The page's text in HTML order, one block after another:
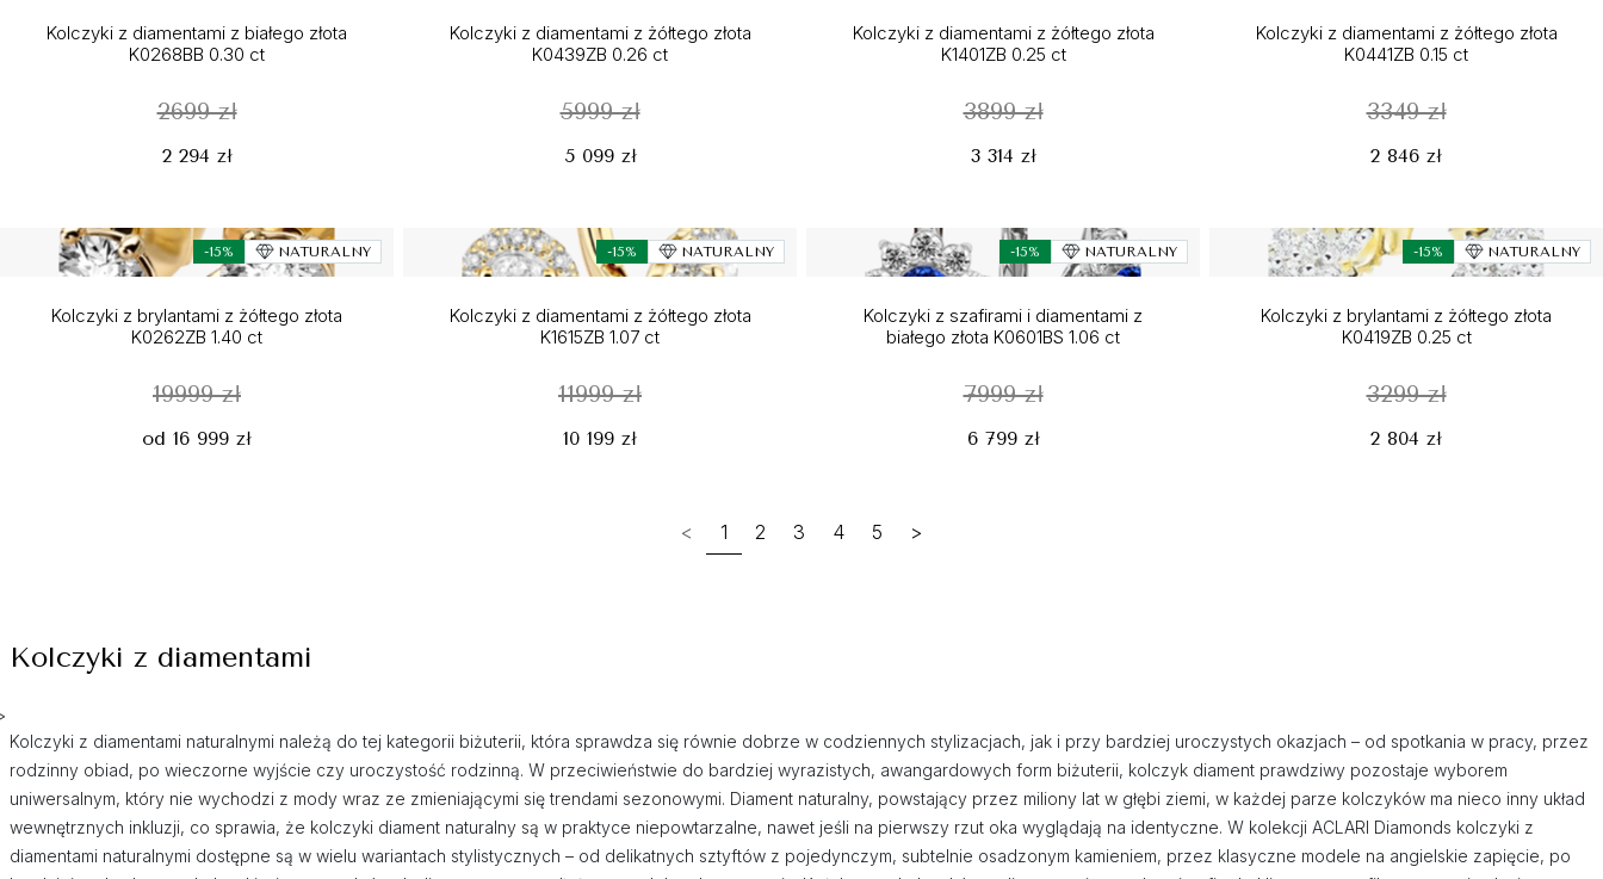
Kolczyki z diamentami z białego złota
K0268BB 0.30 ct
2699 zł
2 294 zł
Kolczyki z diamentami z żółtego złota
K0439ZB 0.26 ct
5999 zł
5 099 zł
Kolczyki z diamentami z żółtego złota
K1401ZB 0.25 ct
3899 zł
3 314 zł
Kolczyki z diamentami z żółtego złota
K0441ZB 0.15 ct
3349 zł
2 846 zł
-15% NATURALNY
Kolczyki z brylantami z żółtego złota
K0262ZB 1.40 ct
19999 zł
od 16 999 zł
-15% NATURALNY
Kolczyki z diamentami z żółtego złota
K1615ZB 1.07 ct
11999 zł
10 199 zł
-15% NATURALNY
Kolczyki z szafirami i diamentami z
białego złota K0601BS 1.06 ct
7999 zł
6 799 zł
-15% NATURALNY
Kolczyki z brylantami z żółtego złota
K0419ZB 0.25 ct
3299 zł
2 804 zł
< 1 2 3 4 5 >
Kolczyki z diamentami
Kolczyki z diamentami naturalnymi należą do tej kategorii biżuterii, która sprawdza się równie dobrze w codziennych stylizacjach, jak i przy bardziej uroczystych okazjach – od spotkania w pracy, przez
rodzinny obiad, po wieczorne wyjście czy uroczystość rodzinną. W przeciwieństwie do bardziej wyrazistych, awangardowych form biżuterii, kolczyk diament prawdziwy pozostaje wyborem
uniwersalnym, który nie wychodzi z mody wraz ze zmieniającymi się trendami sezonowymi. Diament naturalny, powstający przez miliony lat w głębi ziemi, w każdej parze kolczyków ma nieco inny układ
wewnętrznych inkluzji, co sprawia, że kolczyki diament naturalny są w praktyce niepowtarzalne, nawet jeśli na pierwszy rzut oka wyglądają na identyczne. W kolekcji ACLARI Diamonds kolczyki z
diamentami naturalnymi dostępne są w wielu wariantach stylistycznych – od delikatnych sztyftów z pojedynczym, subtelnie osadzonym kamieniem, przez klasyczne modele na angielskie zapięcie, po